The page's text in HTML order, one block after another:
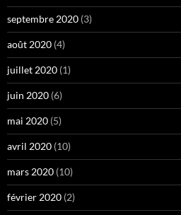
septembre 2020 (3)
août 2020 (4)
juillet 2020 (1)
juin 2020 (6)
mai 2020 (5)
avril 2020 (10)
mars 2020 (10)
février 2020 (2)